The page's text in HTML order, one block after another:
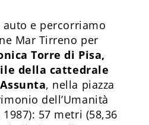
e percorriamo
Mar Tirreno per
Torre di Pisa,
della cattedrale
, nella piazza
dell’Umanità
1987): 57 metri (58,36